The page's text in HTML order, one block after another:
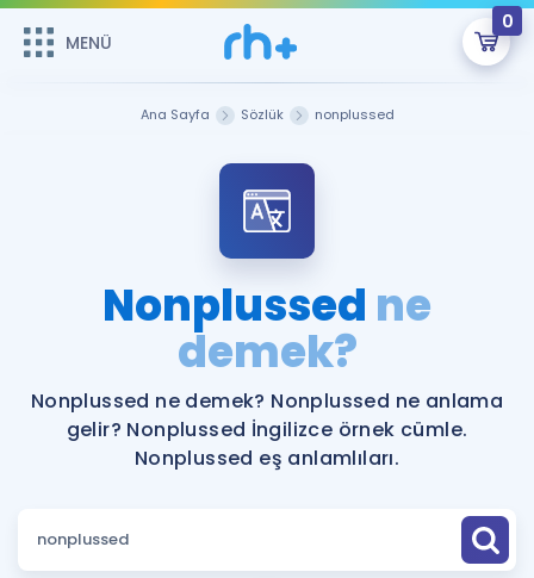
MENÜ
0
Şifremi Hatırlamıyorum
Sepetin Şu An Boş.
Remzi Hoca ile seni sınava hazırlayacak onlarca eğitim seni
bekliyor!
MENÜ
Katılımcı Görüşleri
Faydalı Araçlar
Ücretsiz Kaynaklar
Puan Hesaplama
İngilizce Gramer
Ana Sayfa Sözlük nonplussed
Nonplussed ne
demek?
Nonplussed ne demek? Nonplussed ne anlama
gelir? Nonplussed İngilizce örnek cümle.
Nonplussed eş anlamlıları.